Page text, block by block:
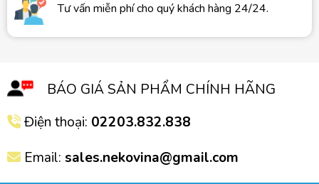
Tư vấn miễn phí cho quý khách hàng 24/24.
BÁO GIÁ SẢN PHẨM CHÍNH HÃNG
Điện thoại: 02203.832.838
Email: sales.nekovina@gmail.com